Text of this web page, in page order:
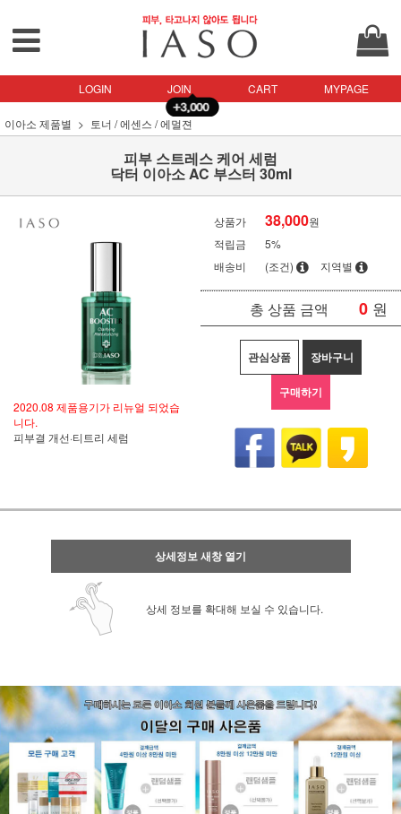
LOGIN JOIN CART MYPAGE
이아소 제품별 토너 / 에센스 / 에멀젼
피부 스트레스 케어 세럼
닥터 이아소 AC 부스터 30ml
2020.08 제품용기가 리뉴얼 되었습
니다.
피부결 개선·티트리 세럼
상품가 38,000원
적립금
5%
배송비
(조건) 지역별
총 상품 금액 0 원
관심상품 장바구니
구매하기
상세정보 새창 열기
상세 정보를 확대해 보실 수 있습니다.